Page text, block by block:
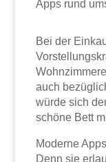
Apps rund
Bei der
auch
würde sich
schöne Bett
Moderne
Denn sie